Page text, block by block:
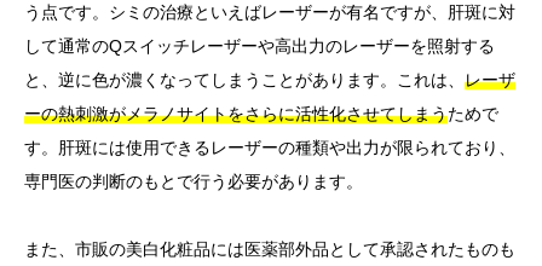
う点です。シミの治療といえばレーザーが有名ですが、肝斑に対
して通常のQスイッチレーザーや高出力のレーザーを照射する
と、逆に色が濃くなってしまうことがあります。これは、 レーザ
ーの熱刺激がメラノサイトをさらに活性化させてしまうためで
す。肝斑には使用できるレーザーの種類や出力が限られており、
専門医の判断のもとで行う必要があります。
また、市販の美白化粧品には医薬部外品として承認されたものも